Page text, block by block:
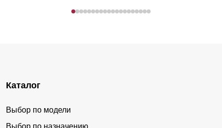
Каталог
Выбор по модели